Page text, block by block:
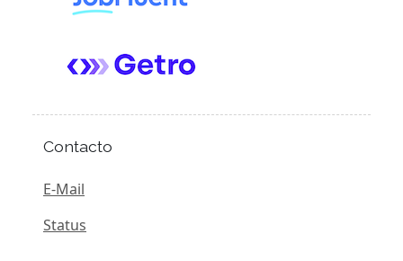
Contacto
E-Mail
Status